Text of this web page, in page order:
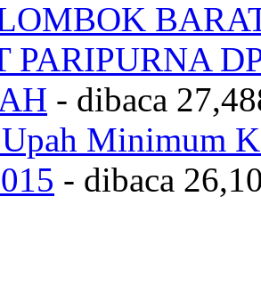
PARIPURNA
- dibaca
Minimum
- dibaca